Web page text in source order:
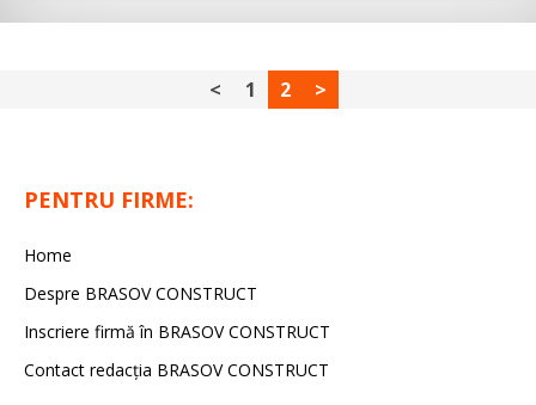
< 1 2 >
PENTRU FIRME:
Home
Despre BRASOV CONSTRUCT
Inscriere firmă în BRASOV CONSTRUCT
Contact redacţia BRASOV CONSTRUCT